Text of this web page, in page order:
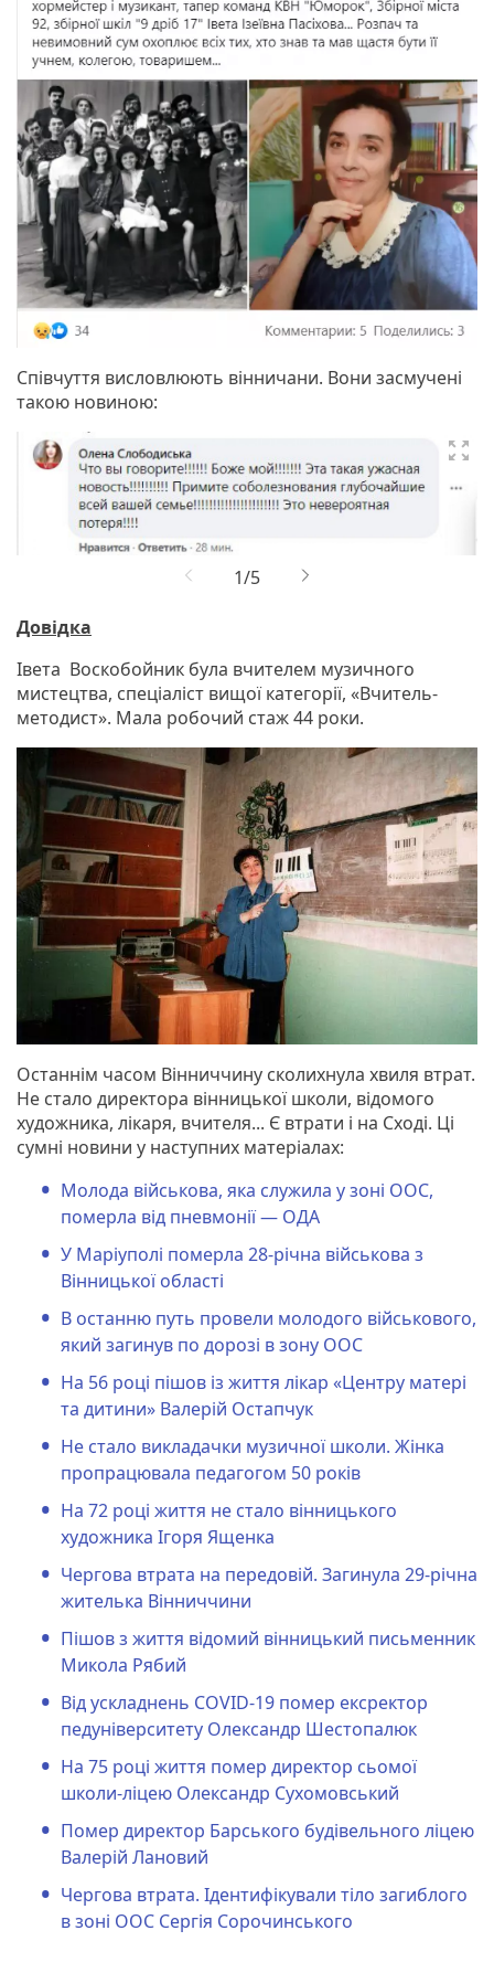
Співчуття висловлюють вінничани. Вони засмучені
такою новиною:

Довідка
Івета Воскобойник була вчителем музичного
мистецтва, спеціаліст вищої категорії, «Вчитель-
методист». Мала робочий стаж 44 роки.
Останнім часом Вінниччину сколихнула хвиля втрат.
Не стало директора вінницької школи, відомого
художника, лікаря, вчителя... Є втрати і на Сході. Ці
сумні новини у наступних матеріалах:
Молода військова, яка служила у зоні ООС,
померла від пневмонії — ОДА
У Маріуполі померла 28-річна військова з
Вінницької області
В останню путь провели молодого військового,
який загинув по дорозі в зону ООС
На 56 році пішов із життя лікар «Центру матері
та дитини» Валерій Остапчук
Не стало викладачки музичної школи. Жінка
пропрацювала педагогом 50 років
На 72 році життя не стало вінницького
художника Ігоря Ященка
Чергова втрата на передовій. Загинула 29-річна
жителька Вінниччини
Пішов з життя відомий вінницький письменник
Микола Рябий
Від ускладнень COVID-19 помер ексректор
педуніверситету Олександр Шестопалюк
На 75 році життя помер директор сьомої
школи-ліцею Олександр Сухомовський
Помер директор Барського будівельного ліцею
Валерій Лановий
Чергова втрата. Ідентифікували тіло загиблого
в зоні ООС Сергія Сорочинського